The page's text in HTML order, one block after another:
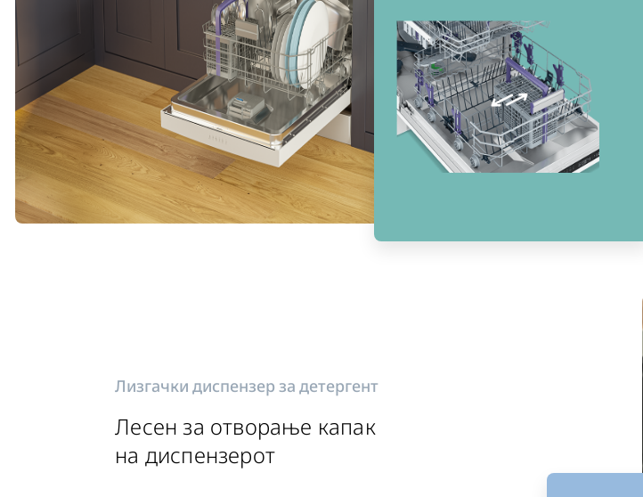
Лизгачки диспензер за детергент
Лесен за отворање капак
на диспензерот